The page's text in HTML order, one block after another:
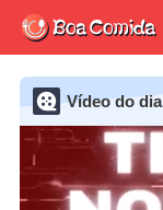
Vídeo do dia